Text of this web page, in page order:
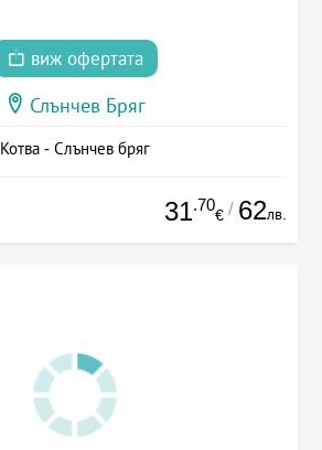
виж офертата
Слънчев Бряг
Котва - Слънчев бряг
31.70
€ / 62лв.